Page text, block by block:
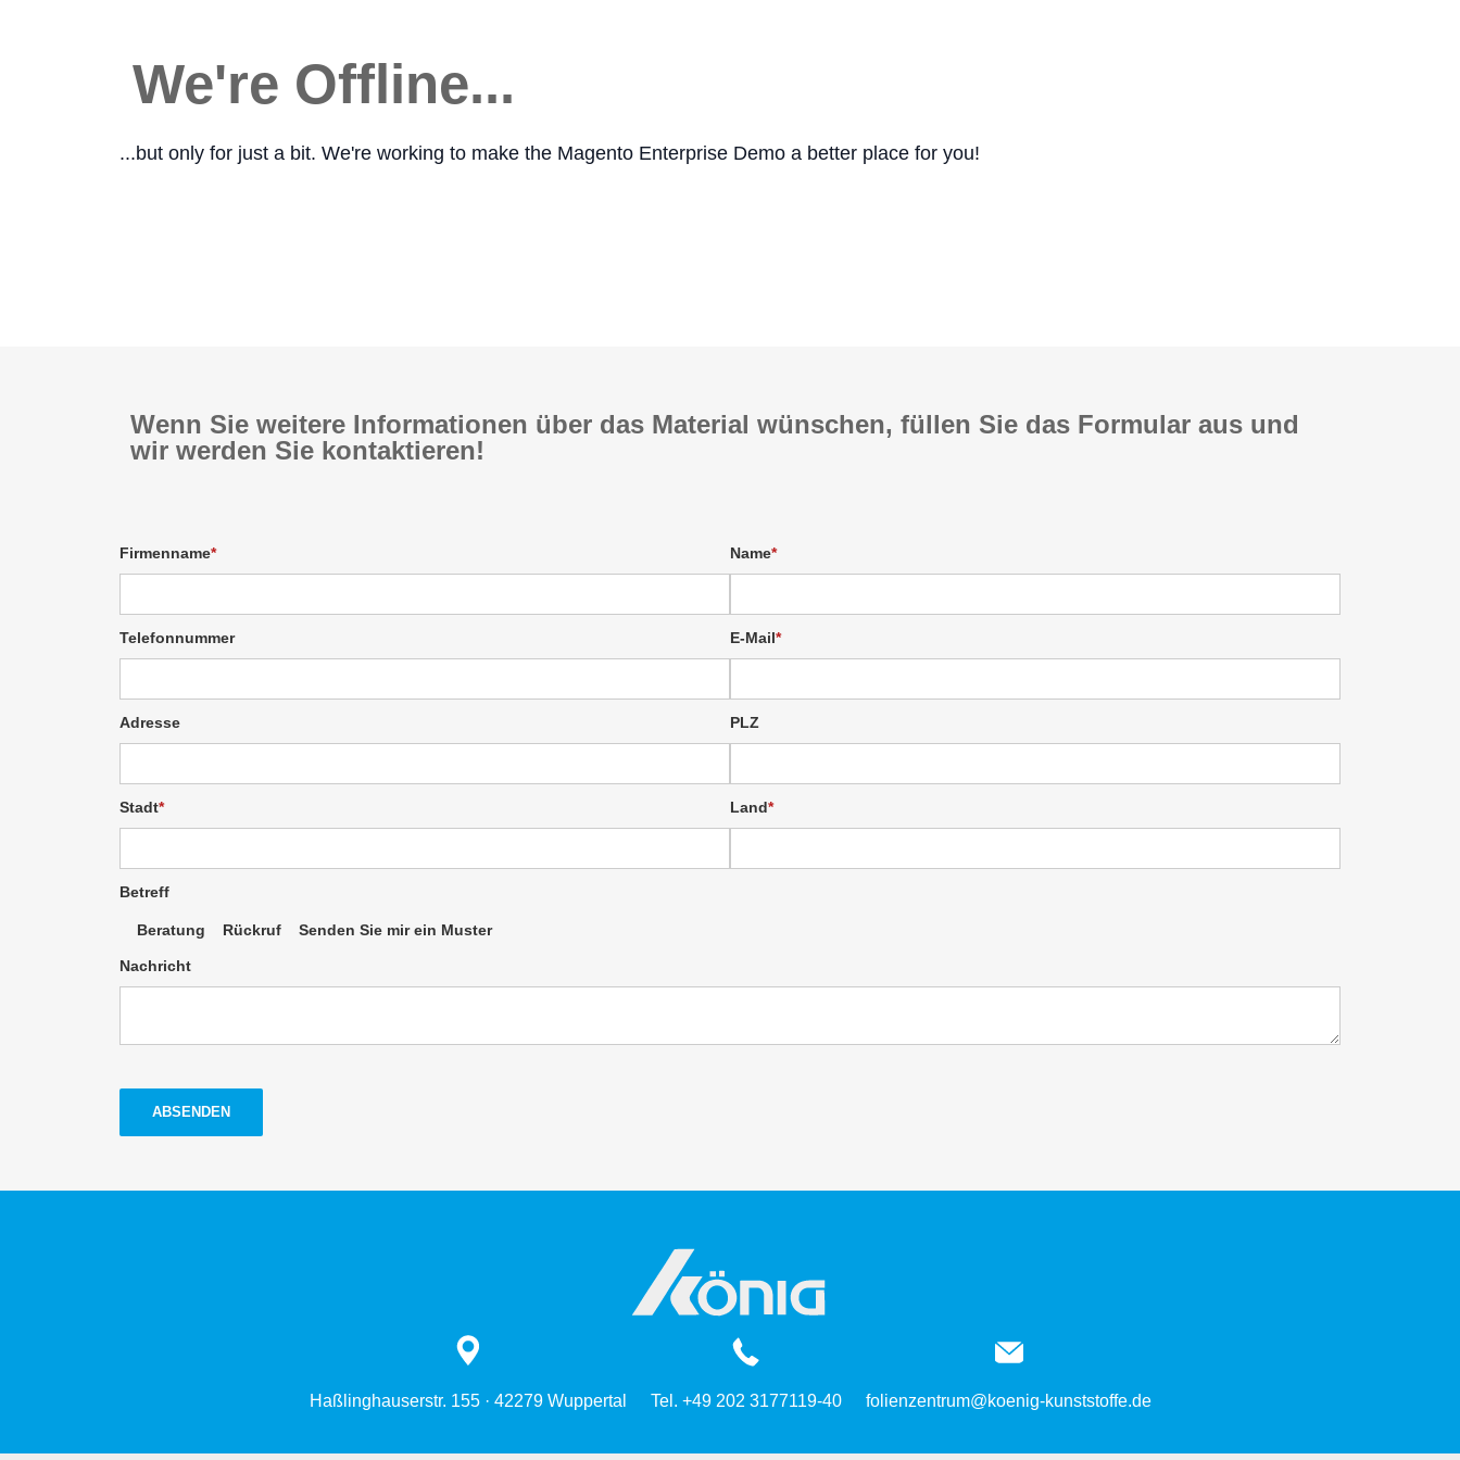
We're Offline...
...but only for just a bit. We're working to make the Magento Enterprise Demo a better place for you!
Wenn Sie weitere Informationen über das Material wünschen, füllen Sie das Formular aus und
wir werden Sie kontaktieren!
Firmenname Name
Telefonnummer E-Mail
Adresse PLZ
Stadt Land
Betreff
Beratung Rückruf Senden Sie mir ein Muster
Nachricht
ABSENDEN
Haßlinghauserstr. 155 · 42279 Wuppertal Tel. +49 202 3177119-40 folienzentrum@koenig-kunststoffe.de